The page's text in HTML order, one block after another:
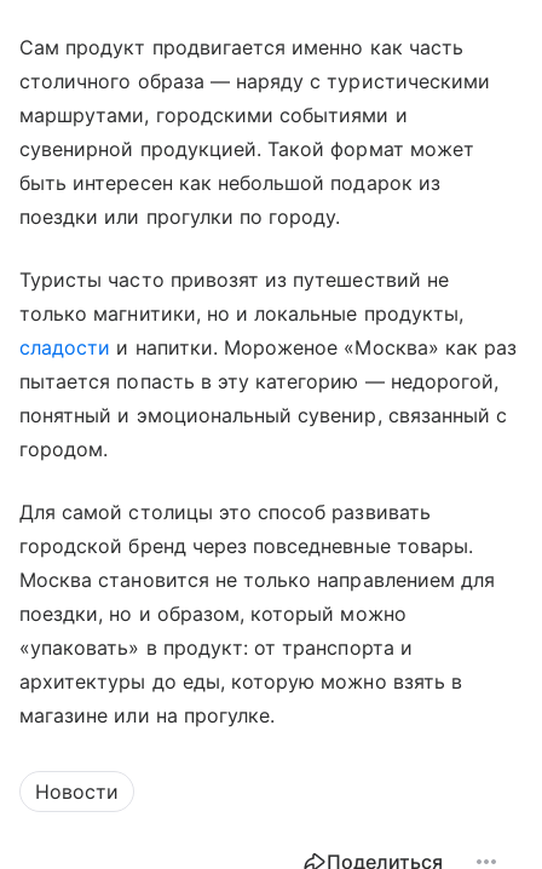
Сам продукт продвигается именно как часть
столичного образа — наряду с туристическими
маршрутами, городскими событиями и
сувенирной продукцией. Такой формат может
быть интересен как небольшой подарок из
поездки или прогулки по городу.
Туристы часто привозят из путешествий не
только магнитики, но и локальные продукты,
сладости и напитки. Мороженое «Москва» как раз
пытается попасть в эту категорию — недорогой,
понятный и эмоциональный сувенир, связанный с
городом.
Для самой столицы это способ развивать
городской бренд через повседневные товары.
Москва становится не только направлением для
поездки, но и образом, который можно
«упаковать» в продукт: от транспорта и
архитектуры до еды, которую можно взять в
магазине или на прогулке.
Новости
Поделиться